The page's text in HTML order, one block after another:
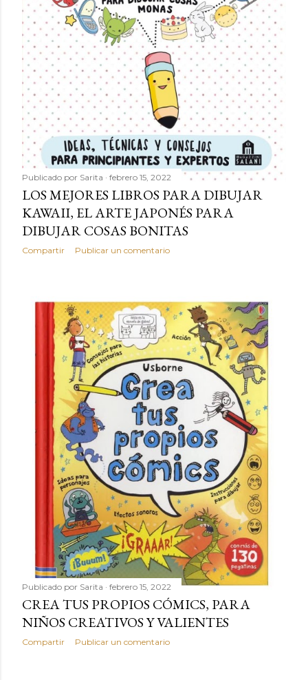
Publicado por Sarita febrero 15, 2022
LOS MEJORES LIBROS PARA DIBUJAR
KAWAII, EL ARTE JAPONÉS PARA
DIBUJAR COSAS BONITAS
Compartir Publicar un comentario
Publicado por Sarita febrero 15, 2022
CREA TUS PROPIOS CÓMICS, PARA
NIÑOS CREATIVOS Y VALIENTES
Compartir Publicar un comentario